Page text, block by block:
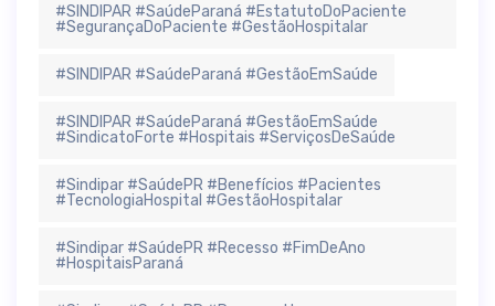
#SINDIPAR #SaúdeParaná #EstatutoDoPaciente
#SegurançaDoPaciente #GestãoHospitalar
#SINDIPAR #SaúdeParaná #GestãoEmSaúde
#SINDIPAR #SaúdeParaná #GestãoEmSaúde
#SindicatoForte #Hospitais #ServiçosDeSaúde
#Sindipar #SaúdePR #Benefícios #Pacientes
#TecnologiaHospital #GestãoHospitalar
#Sindipar #SaúdePR #Recesso #FimDeAno
#HospitaisParaná